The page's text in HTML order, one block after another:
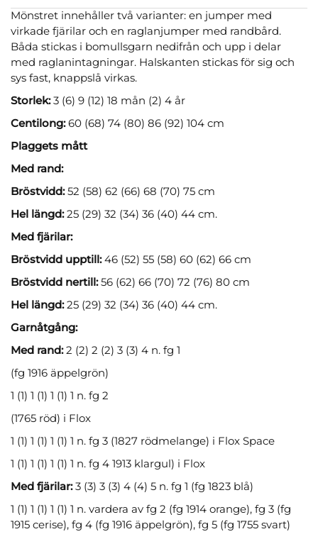
Mönstret innehåller två varianter: en jumper med
virkade fjärilar och en raglanjumper med randbård.
Båda stickas i bomullsgarn nedifrån och upp i delar
med raglanintagningar. Halskanten stickas för sig och
sys fast, knappslå virkas.
Storlek:3 (6) 9 (12) 18 mån (2) 4 år
Centilong:60 (68) 74 (80) 86 (92) 104 cm
Plaggets mått
Med rand:
Bröstvidd:52 (58) 62 (66) 68 (70) 75 cm
Hel längd:25 (29) 32 (34) 36 (40) 44 cm.
Med fjärilar:
Bröstvidd upptill:46 (52) 55 (58) 60 (62) 66 cm
Bröstvidd nertill:56 (62) 66 (70) 72 (76) 80 cm
Hel längd:25 (29) 32 (34) 36 (40) 44 cm.
Garnåtgång:
Med rand:2 (2) 2 (2) 3 (3) 4 n. fg 1
(fg 1916 äppelgrön)
1 (1) 1 (1) 1 (1) 1 n. fg 2
(1765 röd) i Flox
1 (1) 1 (1) 1 (1) 1 n. fg 3 (1827 rödmelange) i Flox Space
1 (1) 1 (1) 1 (1) 1 n. fg 4 1913 klargul) i Flox
Med fjärilar:3 (3) 3 (3) 4 (4) 5 n. fg 1 (fg 1823 blå)
1 (1) 1 (1) 1 (1) 1 n. vardera av fg 2 (fg 1914 orange), fg 3 (fg
1915 cerise), fg 4 (fg 1916 äppelgrön), fg 5 (fg 1755 svart)